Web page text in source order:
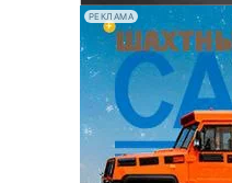
РЕКЛАМА